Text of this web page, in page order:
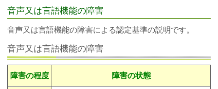
音声又は言語機能の障害
音声又は言語機能の障害による認定基準の説明です。
音声又は言語機能の障害
障害の程度 障害の状態